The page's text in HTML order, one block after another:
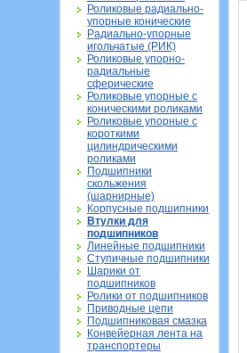
Роликовые радиально-
упорные конические
Радиально-упорные
игольчатые (РИК)
Роликовые упорно-
радиальные
сферические
Роликовые упорные с
коническими роликами
Роликовые упорные с
короткими
цилиндрическими
роликами
Подшипники
скольжения
(шарнирные)
Корпусные подшипники
Втулки для
подшипников
Линейные подшипники
Ступичные подшипники
Шарики от
подшипников
Ролики от подшипников
Приводные цепи
Подшипниковая смазка
Конвейерная лента на
транспортеры